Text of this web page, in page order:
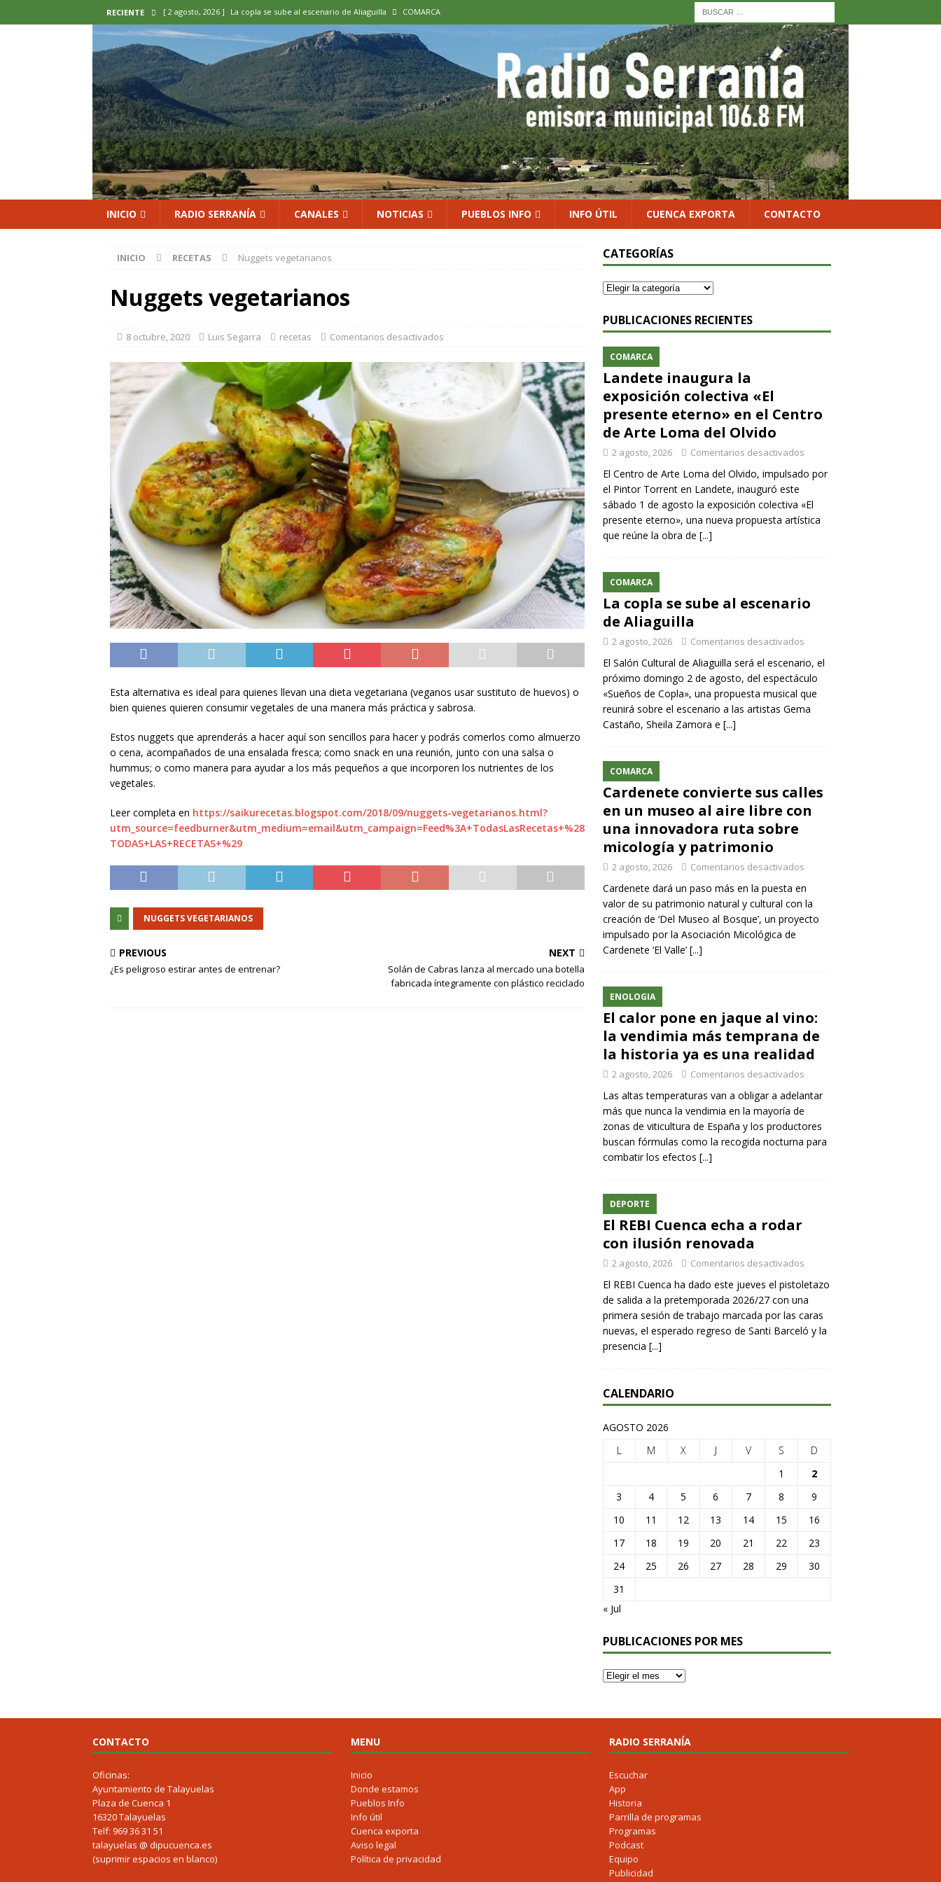
RECIENTE [ 2 agosto, 2026 ] La copla se sube al escenario de Aliaguilla COMARCA
[ 2 agosto, 2026 ] Cardenete convierte sus calles en un museo al aire libre con una innovadora ruta sobre
micología y patrimonio COMARCA
[ 2 agosto, 2026 ] El calor pone en jaque al vino: la vendimia más temprana de la historia ya es una realidad
ENOLOGIA
[ 2 agosto, 2026 ] El REBI Cuenca echa a rodar con ilusión renovada DEPORTE
[ 2 agosto, 2026 ] Landete inaugura la exposición colectiva «El presente eterno» en el Centro de Arte Loma
del Olvido COMARCA
INICIO RADIO SERRANÍA CANALES NOTICIAS PUEBLOS INFO INFO ÚTIL CUENCA EXPORTA CONTACTO
INICIO RECETAS Nuggets vegetarianos
Nuggets vegetarianos
8 octubre, 2020 Luis Segarra recetas Comentarios desactivados
Esta alternativa es ideal para quienes llevan una dieta vegetariana (veganos usar sustituto de huevos) o
bien quienes quieren consumir vegetales de una manera más práctica y sabrosa.
Estos nuggets que aprenderás a hacer aquí son sencillos para hacer y podrás comerlos como almuerzo
o cena, acompañados de una ensalada fresca; como snack en una reunión, junto con una salsa o
hummus; o como manera para ayudar a los más pequeños a que incorporen los nutrientes de los
vegetales.
Leer completa en https://saikurecetas.blogspot.com/2018/09/nuggets-vegetarianos.html?
utm_source=feedburner&utm_medium=email&utm_campaign=Feed%3A+TodasLasRecetas+%28
TODAS+LAS+RECETAS+%29
NUGGETS VEGETARIANOS
PREVIOUS
¿Es peligroso estirar antes de entrenar?
NEXT
Solán de Cabras lanza al mercado una botella
fabricada íntegramente con plástico reciclado
CATEGORÍAS
PUBLICACIONES RECIENTES
COMARCA
Landete inaugura la
exposición colectiva «El
presente eterno» en el Centro
de Arte Loma del Olvido
2 agosto, 2026 Comentarios desactivados
El Centro de Arte Loma del Olvido, impulsado por
el Pintor Torrent en Landete, inauguró este
sábado 1 de agosto la exposición colectiva «El
presente eterno», una nueva propuesta artística
que reúne la obra de [...]
COMARCA
La copla se sube al escenario
de Aliaguilla
2 agosto, 2026 Comentarios desactivados
El Salón Cultural de Aliaguilla será el escenario, el
próximo domingo 2 de agosto, del espectáculo
«Sueños de Copla», una propuesta musical que
reunirá sobre el escenario a las artistas Gema
Castaño, Sheila Zamora e [...]
COMARCA
Cardenete convierte sus calles
en un museo al aire libre con
una innovadora ruta sobre
micología y patrimonio
2 agosto, 2026 Comentarios desactivados
Cardenete dará un paso más en la puesta en
valor de su patrimonio natural y cultural con la
creación de ‘Del Museo al Bosque’, un proyecto
impulsado por la Asociación Micológica de
Cardenete ‘El Valle’ [...]
ENOLOGIA
El calor pone en jaque al vino:
la vendimia más temprana de
la historia ya es una realidad
2 agosto, 2026 Comentarios desactivados
Las altas temperaturas van a obligar a adelantar
más que nunca la vendimia en la mayoría de
zonas de viticultura de España y los productores
buscan fórmulas como la recogida nocturna para
combatir los efectos [...]
DEPORTE
El REBI Cuenca echa a rodar
con ilusión renovada
2 agosto, 2026 Comentarios desactivados
El REBI Cuenca ha dado este jueves el pistoletazo
de salida a la pretemporada 2026/27 con una
primera sesión de trabajo marcada por las caras
nuevas, el esperado regreso de Santi Barceló y la
presencia [...]
CALENDARIO
AGOSTO 2026
L
M X J V S
D
1
2
3
4 5 6 7 8
9
10
11 12 13 14 15
16
17
18 19 20 21 22
23
24
25 26 27 28 29
30
31
« Jul
PUBLICACIONES POR MES
CONTACTO
Oficinas:
Ayuntamiento de Talayuelas
Plaza de Cuenca 1
16320 Talayuelas
Telf: 969 36 31 51
talayuelas @ dipucuenca.es
(suprimir espacios en blanco)
MENU
Inicio
Donde estamos
Pueblos Info
Info útil
Cuenca exporta
Aviso legal
Política de privacidad
RADIO SERRANÍA
Escuchar
App
Historia
Parrilla de programas
Programas
Podcast
Equipo
Publicidad